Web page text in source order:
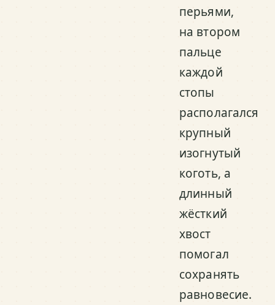
перьями,
на втором
пальце
каждой
стопы
располагался
крупный
изогнутый
коготь, а
длинный
жёсткий
хвост
помогал
сохранять
равновесие.